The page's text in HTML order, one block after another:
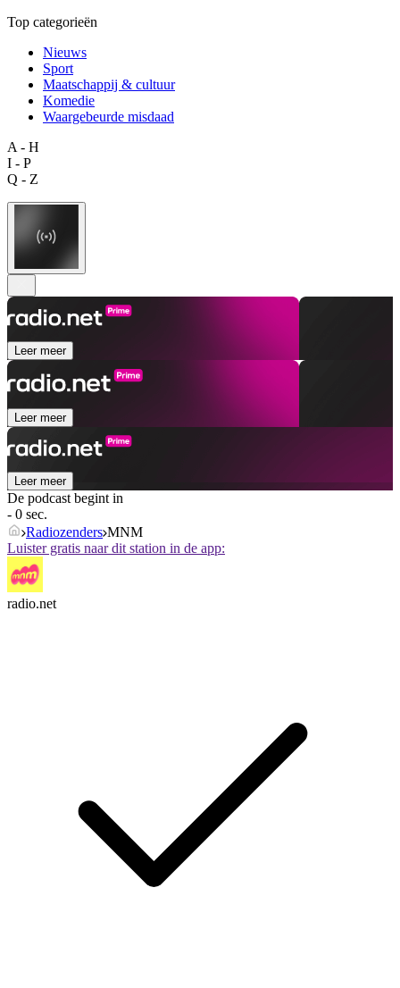
Top categorieën
Nieuws
Sport
Maatschappij & cultuur
Komedie
Waargebeurde misdaad
A - H
I - P
Q - Z
Leer meer
Leer meer
Leer meer
De podcast begint in
- 0 sec.
Radiozenders MNM
Luister gratis naar dit station in de app:
radio.net